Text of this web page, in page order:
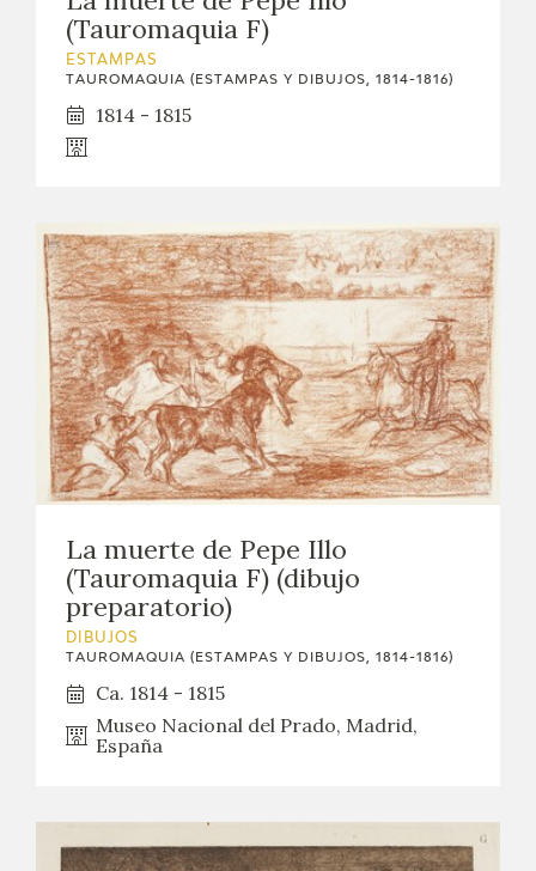
EXPOSICIONES
ACTUALIDAD
BLOG CUADERNO ITALIANO
FRANCISCO DE GOYA
BIOGRAFÍA
CRONOLOGÍA
CATÁLOGO
GOYA EN EL MUNDO
GOYA EN ARAGÓN
PREMIO ARAGÓN GOYA
(Tauromaquia F)
ESTAMPAS
TAUROMAQUIA (ESTAMPAS Y DIBUJOS, 1814-1816)
1814 - 1815
La muerte de Pepe Illo
(Tauromaquia F) (dibujo
preparatorio)
DIBUJOS
TAUROMAQUIA (ESTAMPAS Y DIBUJOS, 1814-1816)
Ca. 1814 - 1815
Museo Nacional del Prado, Madrid,
España